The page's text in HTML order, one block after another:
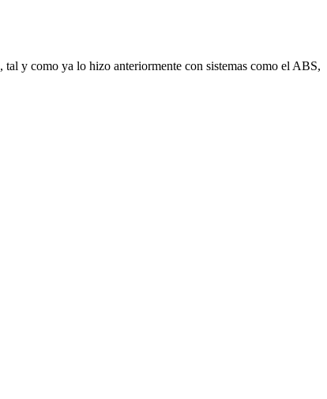
, tal y como ya lo hizo anteriormente con sistemas como el ABS,